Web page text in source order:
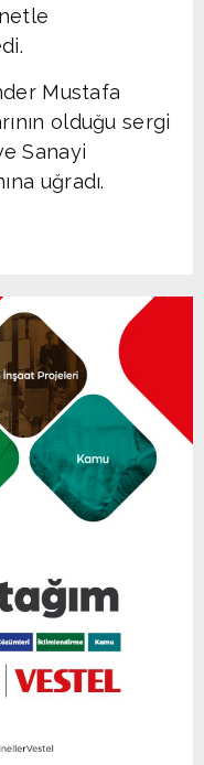
Mustafa
olduğu sergi
Sanayi
uğradı.